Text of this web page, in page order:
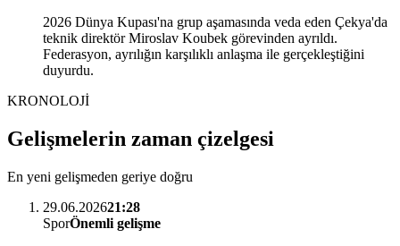
2026 Dünya Kupası'na grup aşamasında veda eden Çekya'da
teknik direktör Miroslav Koubek görevinden ayrıldı.
Federasyon, ayrılığın karşılıklı anlaşma ile gerçekleştiğini
duyurdu.
KRONOLOJİ
Gelişmelerin zaman çizelgesi
En yeni gelişmeden geriye doğru
29.06.202621:28
SporÖnemli gelişme